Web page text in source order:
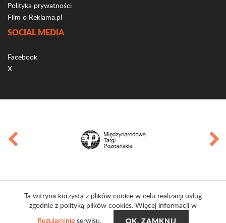
Polityka prywatności
Film o Reklama.pl
SOCIAL MEDIA
Facebook
X
Ta witryna korzysta z plików cookie w celu realizacji usług
zgodnie z polityką plików cookies. Więcej informacji w
Regulaminie serwisu.